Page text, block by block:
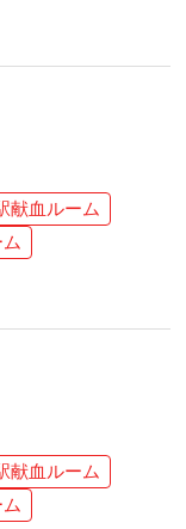
献血ルーム
献血ルーム